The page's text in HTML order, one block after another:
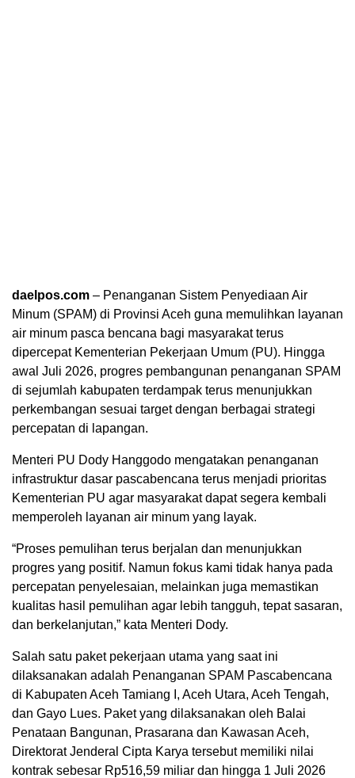
daelpos.com – Penanganan Sistem Penyediaan Air
Minum (SPAM) di Provinsi Aceh guna memulihkan layanan
air minum pasca bencana bagi masyarakat terus
dipercepat Kementerian Pekerjaan Umum (PU). Hingga
awal Juli 2026, progres pembangunan penanganan SPAM
di sejumlah kabupaten terdampak terus menunjukkan
perkembangan sesuai target dengan berbagai strategi
percepatan di lapangan.
Menteri PU Dody Hanggodo mengatakan penanganan
infrastruktur dasar pascabencana terus menjadi prioritas
Kementerian PU agar masyarakat dapat segera kembali
memperoleh layanan air minum yang layak.
“Proses pemulihan terus berjalan dan menunjukkan
progres yang positif. Namun fokus kami tidak hanya pada
percepatan penyelesaian, melainkan juga memastikan
kualitas hasil pemulihan agar lebih tangguh, tepat sasaran,
dan berkelanjutan,” kata Menteri Dody.
Salah satu paket pekerjaan utama yang saat ini
dilaksanakan adalah Penanganan SPAM Pascabencana
di Kabupaten Aceh Tamiang I, Aceh Utara, Aceh Tengah,
dan Gayo Lues. Paket yang dilaksanakan oleh Balai
Penataan Bangunan, Prasarana dan Kawasan Aceh,
Direktorat Jenderal Cipta Karya tersebut memiliki nilai
kontrak sebesar Rp516,59 miliar dan hingga 1 Juli 2026